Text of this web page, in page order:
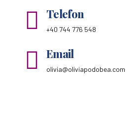
Telefon
+40 744 776 548
Email
olivia@oliviapodobea.com